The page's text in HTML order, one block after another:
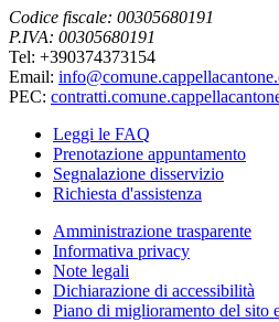
Codice fiscale: 00305680191
P.IVA: 00305680191
Tel: +390374373154
Email:
PEC:
Leggi le FAQ
Prenotazione appuntamento
Segnalazione disservizio
Richiesta d'assistenza
Amministrazione trasparente
Informativa privacy
Note legali
Dichiarazione di accessibilità
Piano di miglioramento del sito